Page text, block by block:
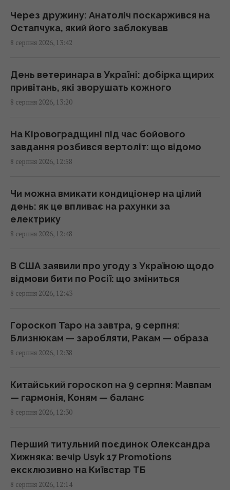
13:50 субота, 08 серпня 2026
Імпорт скрапленого газу з Росії до ЄС різко
13:44 субота, 08 серпня 2026
Перший титульний поєдинок Олександра
ексклюзивно на Київстар ТБ
13:38 субота, 08 серпня 2026
феєричний камбек після кількох років
випробувань
13:23 субота, 08 серпня 2026
системи проти дронів
13:13 субота, 08 серпня 2026
залучати більше кредитів: Пишний розкрив
деталі
13:12 субота, 08 серпня 2026
Денисенко зізналася, чому насправді
поспішає вийти заміж
13:06 субота, 08 серпня 2026
Обробка вхідних дверей оцтом: досвідчені
господині розповіли, для чого це потрібно
13:00 субота, 08 серпня 2026
Через дружину: Анатоліч поскаржився на
Остапчука, який його заблокував
8 серпня 2026, 13:42
День ветеринара в Україні: добірка щирих
привітань, які зворушать кожного
8 серпня 2026, 13:20
На Кіровоградщині під час бойового
завдання розбився вертоліт: що відомо
8 серпня 2026, 12:58
Чи можна вмикати кондиціонер на цілий
день: як це впливає на рахунки за
електрику
8 серпня 2026, 12:48
В США заявили про угоду з Україною щодо
відмови бити по Росії: що зміниться
8 серпня 2026, 12:43
Гороскоп Таро на завтра, 9 серпня:
Близнюкам — заробляти, Ракам — образа
8 серпня 2026, 12:38
Китайський гороскоп на 9 серпня: Мавпам
— гармонія, Коням — баланс
8 серпня 2026, 12:30
Перший титульний поєдинок Олександра
Хижняка: вечір Usyk 17 Promotions
ексклюзивно на Київстар ТБ
8 серпня 2026, 12:14